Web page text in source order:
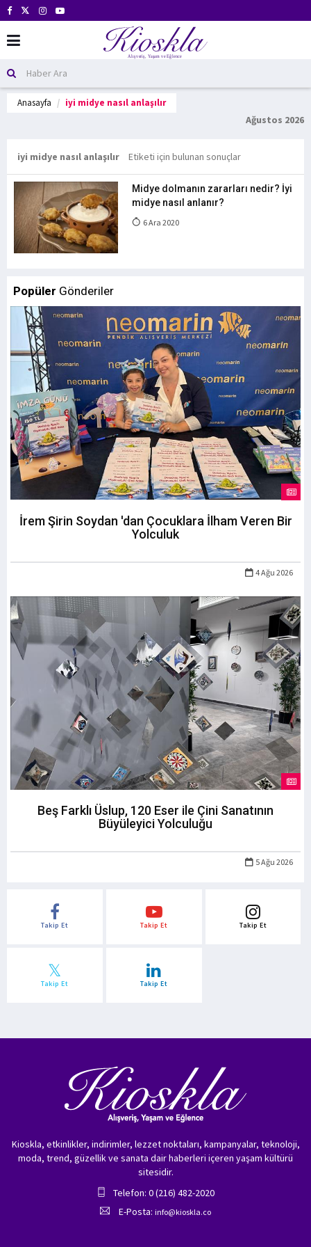
Anasayfa iyi midye nasıl anlaşılır
Ağustos 2026
iyi midye nasıl anlaşılır Etiketi için bulunan sonuçlar
Midye dolmanın zararları nedir? İyi
midye nasıl anlanır?
6 Ara 2020
Popüler Gönderiler
İrem Şirin Soydan 'dan Çocuklara İlham Veren Bir
Yolculuk
4 Ağu 2026
Beş Farklı Üslup, 120 Eser ile Çini Sanatının
Büyüleyici Yolculuğu
5 Ağu 2026
Takip Et Takip Et Takip Et
Takip Et Takip Et
Kioskla, etkinlikler, indirimler, lezzet noktaları, kampanyalar, teknoloji,
moda, trend, güzellik ve sanata dair haberleri içeren yaşam kültürü
sitesidir.
Telefon: 0 (216) 482-2020
E-Posta: info@kioskla.co